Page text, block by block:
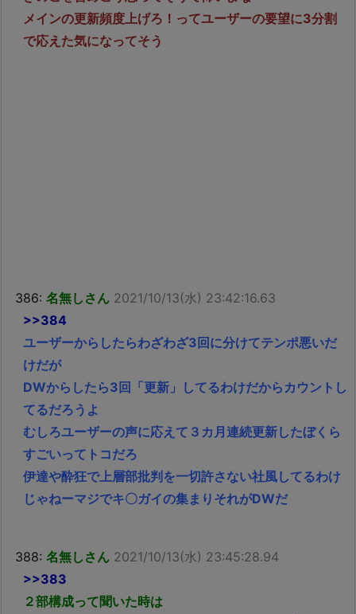
メインの更新頻度上げろ！ってユーザーの要望に3分割
で応えた気になってそう
386: 名無しさん 2021/10/13(水) 23:42:16.63
>>384
ユーザーからしたらわざわざ3回に分けてテンポ悪いだ
けだが
DWからしたら3回「更新」してるわけだからカウントし
てるだろうよ
むしろユーザーの声に応えて３カ月連続更新したぼくら
すごいってトコだろ
伊達や酔狂で上層部批判を一切許さない社風してるわけ
じゃねーマジでキ〇ガイの集まりそれがDWだ
388: 名無しさん 2021/10/13(水) 23:45:28.94
>>383
２部構成って聞いた時は